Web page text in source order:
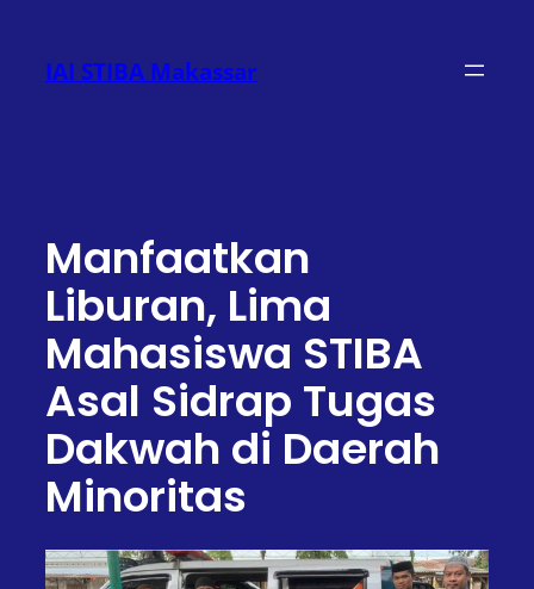
konten
IAI STIBA Makassar
Manfaatkan
Liburan, Lima
Mahasiswa STIBA
Asal Sidrap Tugas
Dakwah di Daerah
Minoritas